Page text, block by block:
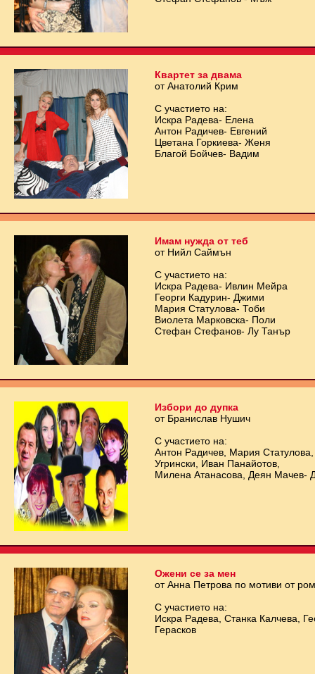
Квартет за двама
от Анатолий Крим
С участието на:
Искра Радева- Елена
Антон Радичев- Евгений
Цветана Горкиева- Женя
Благой Бойчев- Вадим
Имам нужда от теб
от Нийл Саймън
С участието на:
Искра Радева- Ивлин Мейра
Георги Кадурин- Джими
Мария Статулова- Тоби
Виолета Марковска- Поли
Стефан Стефанов- Лу Танър
Избори до дупка
от Бранислав Нушич
С участието на:
Антон Радичев, Мария
Угрински, Иван Панайотов,
Милена Атанасова, Деян Мачев-
Ожени се за мен
от Анна Петрова по мотиви от
С участието на:
Искра Радева, Станка Калчева,
Герасков